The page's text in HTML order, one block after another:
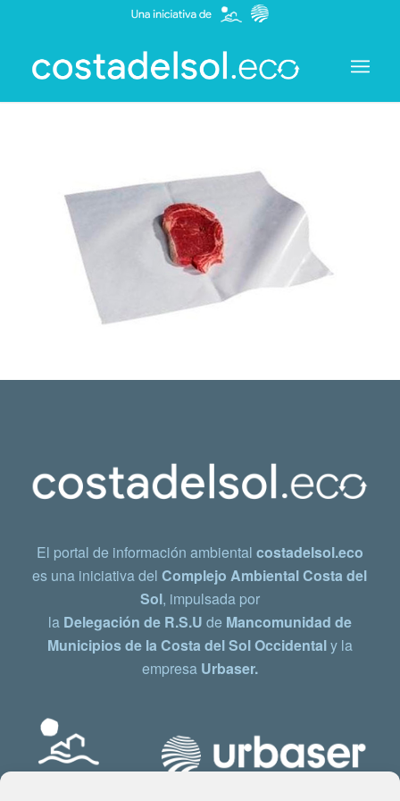
El portal de información ambiental costadelsol.eco
es una iniciativa delComplejo Ambiental Costa del
Sol, impulsada por
la Delegación de R.S.U de Mancomunidad de
Municipios de la Costa del Sol Occidentaly la
empresa Urbaser.